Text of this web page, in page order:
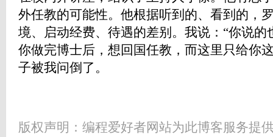
外任教的可能性。他根据听到的、看到的，
境、启动经费、待遇的差别。我说：“你说
你做完博士后，想回国任教，而这里只给你
子被我问倒了。
版权声明：编程爱好者网站为此博客服务提